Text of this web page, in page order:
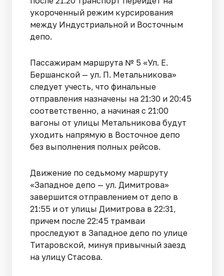
укороченный режим курсирования
между Индустриальной и Восточным
депо.
Пассажирам маршрута № 5 «Ул. Е.
Бершанской — ул. П. Метальникова»
следует учесть, что финальные
отправления назначены на 21:30 и 20:45
соответственно, а начиная с 21:00
вагоны от улицы Метальникова будут
уходить напрямую в Восточное депо
без выполнения полных рейсов.
Движение по седьмому маршруту
«Западное депо — ул. Димитрова»
завершится отправлением от депо в
21:55 и от улицы Димитрова в 22:31,
причем после 22:45 трамваи
проследуют в Западное депо по улице
Титаровской, минуя привычный заезд
на улицу Стасова.